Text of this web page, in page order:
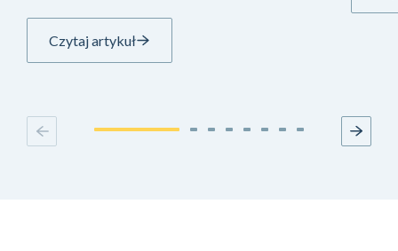
Czytaj artykuł